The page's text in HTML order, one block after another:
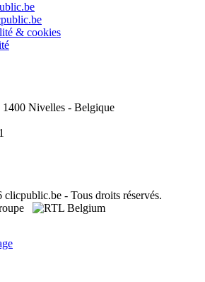
& cookies
1400 Nivelles - Belgique
- Tous droits réservés.